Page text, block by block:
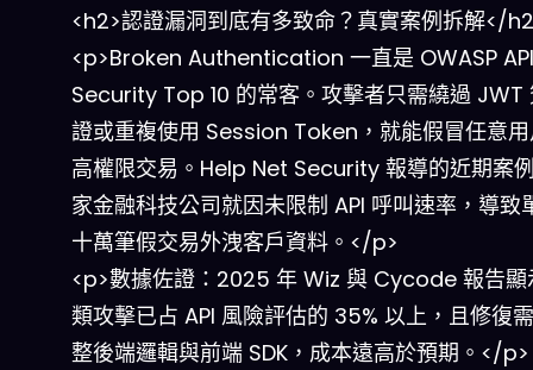
<h2>認證漏洞到底有多致命？真實案例拆解</
<p>Broken Authentication 一直是 OWASP API
Security Top 10 的常客。攻擊者只需繞過 JWT
證或重複使用 Session Token，就能假冒任意
高權限交易。Help Net Security 報導的近期案
家金融科技公司就因未限制 API 呼叫速率，導致
十萬筆假交易外洩客戶資料。</p>
<p>數據佐證：2025 年 Wiz 與 Cycode 報告顯
類攻擊已占 API 風險評估的 35% 以上，且修復
整後端邏輯與前端 SDK，成本遠高於預期。</p>